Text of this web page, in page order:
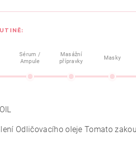
Sérum /
Ampule
Masážní
přípravky
Masky
Odličovacího oleje Tomato